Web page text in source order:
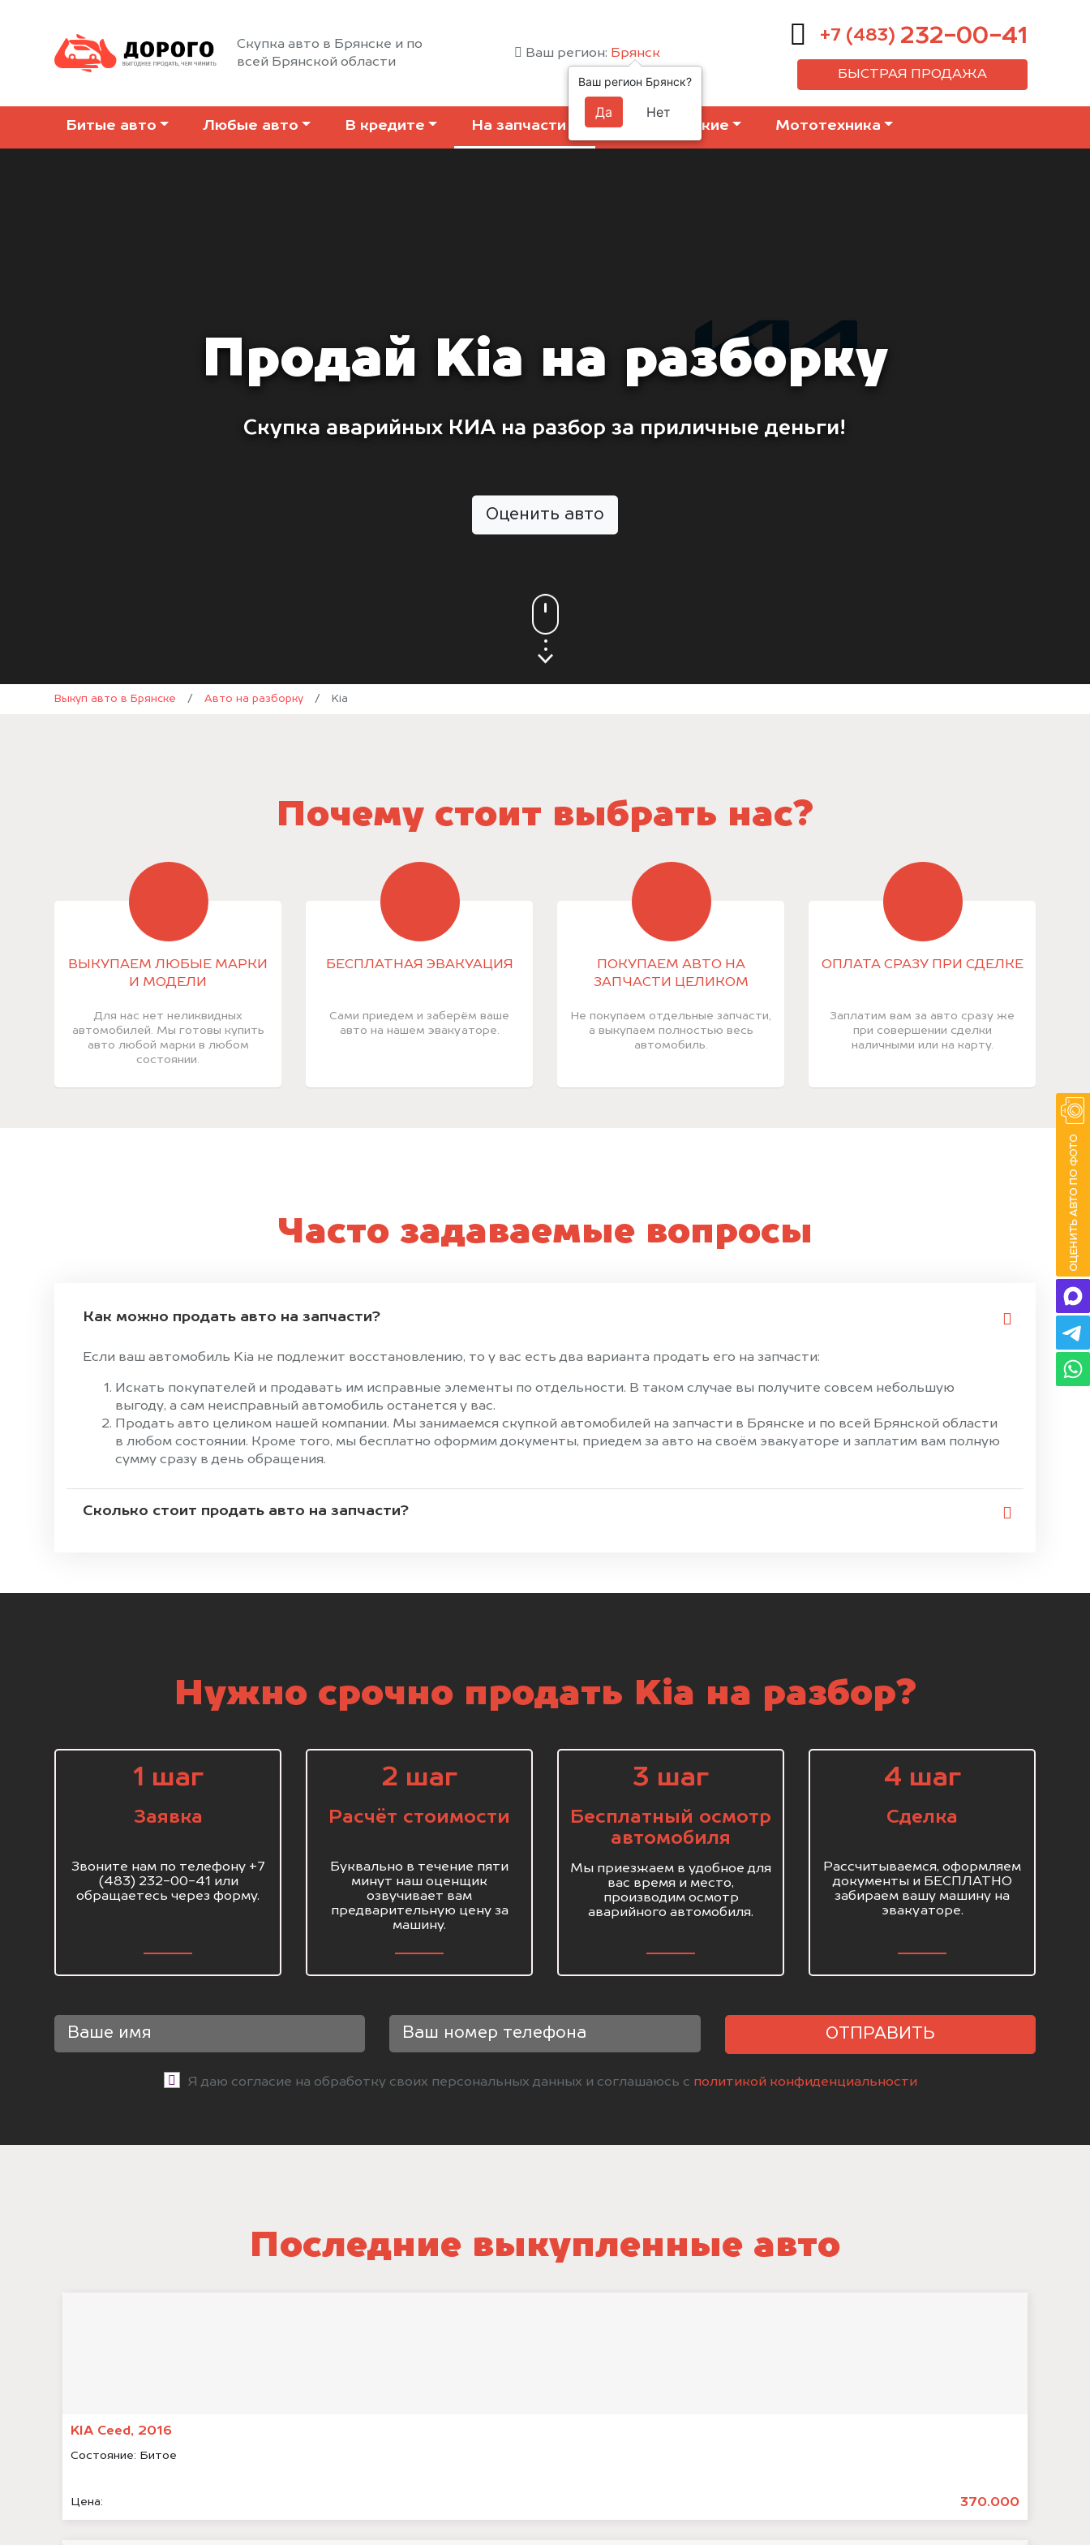
Скупка авто в Брянске и по
всей Брянской области
Ваш регион: Брянск
+7 (483) 232-00-41
БЫСТРАЯ ПРОДАЖА
Битые авто Любые авто В кредите На запчасти Коммерческие Мототехника
Продай Kia на разборку
Скупка аварийных КИА на разбор за приличные деньги!
Оценить авто
Выкуп авто в Брянске / Авто на разборку / Kia
Почему стоит выбрать нас?
ВЫКУПАЕМ ЛЮБЫЕ МАРКИ
И МОДЕЛИ
Для нас нет неликвидных
автомобилей. Мы готовы купить
авто любой марки в любом
состоянии.
БЕСПЛАТНАЯ ЭВАКУАЦИЯ
Сами приедем и заберём ваше
авто на нашем эвакуаторе.
ПОКУПАЕМ АВТО НА
ЗАПЧАСТИ ЦЕЛИКОМ
Не покупаем отдельные запчасти,
а выкупаем полностью весь
автомобиль.
ОПЛАТА СРАЗУ ПРИ СДЕЛКЕ
Заплатим вам за авто сразу же
при совершении сделки
наличными или на карту.
Часто задаваемые вопросы
Как можно продать авто на запчасти?
Если ваш автомобиль Kia не подлежит восстановлению, то у вас есть два варианта продать его на запчасти:
Искать покупателей и продавать им исправные элементы по отдельности. В таком случае вы получите совсем небольшую
выгоду, а сам неисправный автомобиль останется у вас.
Продать авто целиком нашей компании. Мы занимаемся скупкой автомобилей на запчасти в Брянске и по всей Брянской области
в любом состоянии. Кроме того, мы бесплатно оформим документы, приедем за авто на своём эвакуаторе и заплатим вам полную
сумму сразу в день обращения.
Сколько стоит продать авто на запчасти?
Нужно срочно продать Kia на разбор?
1 шаг
Заявка
Звоните нам по телефону +7
(483) 232-00-41 или
обращаетесь через форму.
2 шаг
Расчёт стоимости
Буквально в течение пяти
минут наш оценщик
озвучивает вам
предварительную цену за
машину.
3 шаг
Бесплатный осмотр
автомобиля
Мы приезжаем в удобное для
вас время и место,
производим осмотр
аварийного автомобиля.
4 шаг
Сделка
Рассчитываемся, оформляем
документы и БЕСПЛАТНО
забираем вашу машину на
эвакуаторе.
ОТПРАВИТЬ
Я даю согласие на обработку своих персональных данных и соглашаюсь с политикой конфиденциальности
Последние выкупленные авто
KIA Ceed, 2016
Состояние: Битое
Цена: 370.000
Ваш регион Брянск?
Да Нет